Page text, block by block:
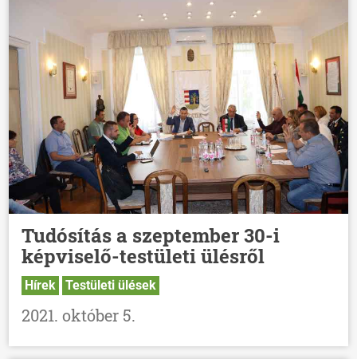
Tudósítás a szeptember 30-i
képviselő-testületi ülésről
Hírek Testületi ülések
2021. október 5.